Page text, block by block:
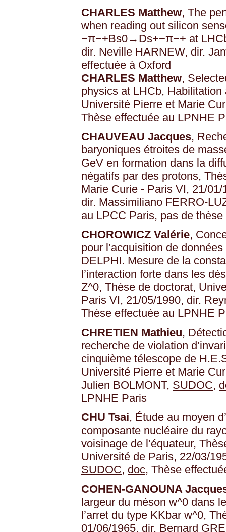
CHARLES Matthew, The
when reading out silicon
−π−+Bs0​→Ds+−​π−+ at
dir. Neville HARNEW, dir.
effectuée à Oxford
CHARLES Matthew,
physics at LHCb,
Université Pierre et Marie
Thèse effectuée au LPNHE
CHAUVEAU Jacques,
baryoniques étroites de
GeV en formation dans la
négatifs par des protons,
Marie Curie - Paris VI, 21/
dir. Massimiliano FERRO-
au LPCC Paris, pas de
CHOROWICZ Valérie,
pour l’acquisition de
DELPHI. Mesure de la
l’interaction forte dans les
Z^0, Thèse de doctorat,
Paris VI, 21/05/1990, dir.
Thèse effectuée au LPNHE
CHRETIEN Mathieu,
recherche de violation
cinquième télescope de
Université Pierre et Marie
Julien BOLMONT, SUDOC,
LPNHE Paris
CHU Tsai, Étude au moyen
composante nucléaire du
voisinage de l’équateur,
Université de Paris, 22/03/
SUDOC, doc, Thèse
COHEN-GANOUNA
largeur du méson w^0 dans
l’arret du type KKbar w^0,
01/06/1965, dir. Bernard